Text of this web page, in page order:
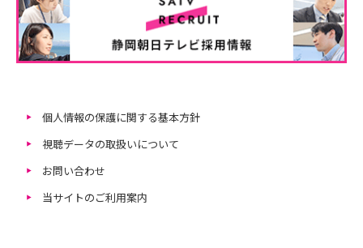
個人情報の保護に関する基本方針
視聴データの取扱いについて
お問い合わせ
当サイトのご利用案内